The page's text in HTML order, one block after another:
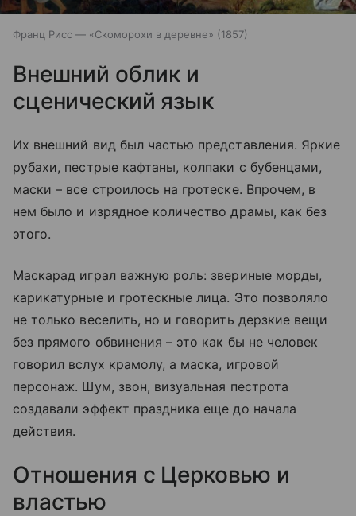
Франц Рисс — «Скоморохи в деревне» (1857)
Внешний облик и
сценический язык
Их внешний вид был частью представления. Яркие
рубахи, пестрые кафтаны, колпаки с бубенцами,
маски – все строилось на гротеске. Впрочем, в
нем было и изрядное количество драмы, как без
этого.
Маскарад играл важную роль: звериные морды,
карикатурные и гротескные лица. Это позволяло
не только веселить, но и говорить дерзкие вещи
без прямого обвинения – это как бы не человек
говорил вслух крамолу, а маска, игровой
персонаж. Шум, звон, визуальная пестрота
создавали эффект праздника еще до начала
действия.
Отношения с Церковью и
властью